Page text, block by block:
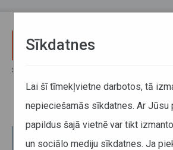
Sākums
Kampaņa Ukrainas
Sīkdatnes
Lai šī tīmekļvietne darbotos, tā
nepieciešamās sīkdatnes. Ar Jūsu
papildus šajā vietnē var tikt
un sociālo mediju sīkdatnes. Ja